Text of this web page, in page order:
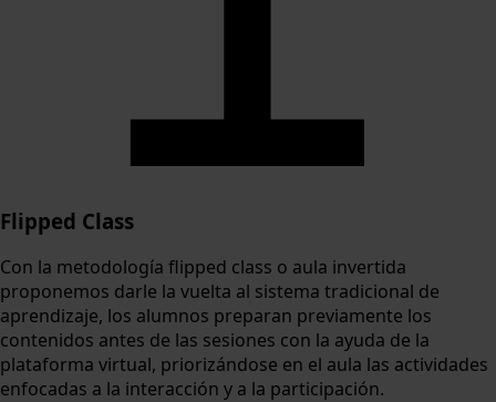
Flipped Class
Con la metodología flipped class o aula invertida
proponemos darle la vuelta al sistema tradicional de
aprendizaje, los alumnos preparan previamente los
contenidos antes de las sesiones con la ayuda de la
plataforma virtual, priorizándose en el aula las actividades
enfocadas a la interacción y a la participación.